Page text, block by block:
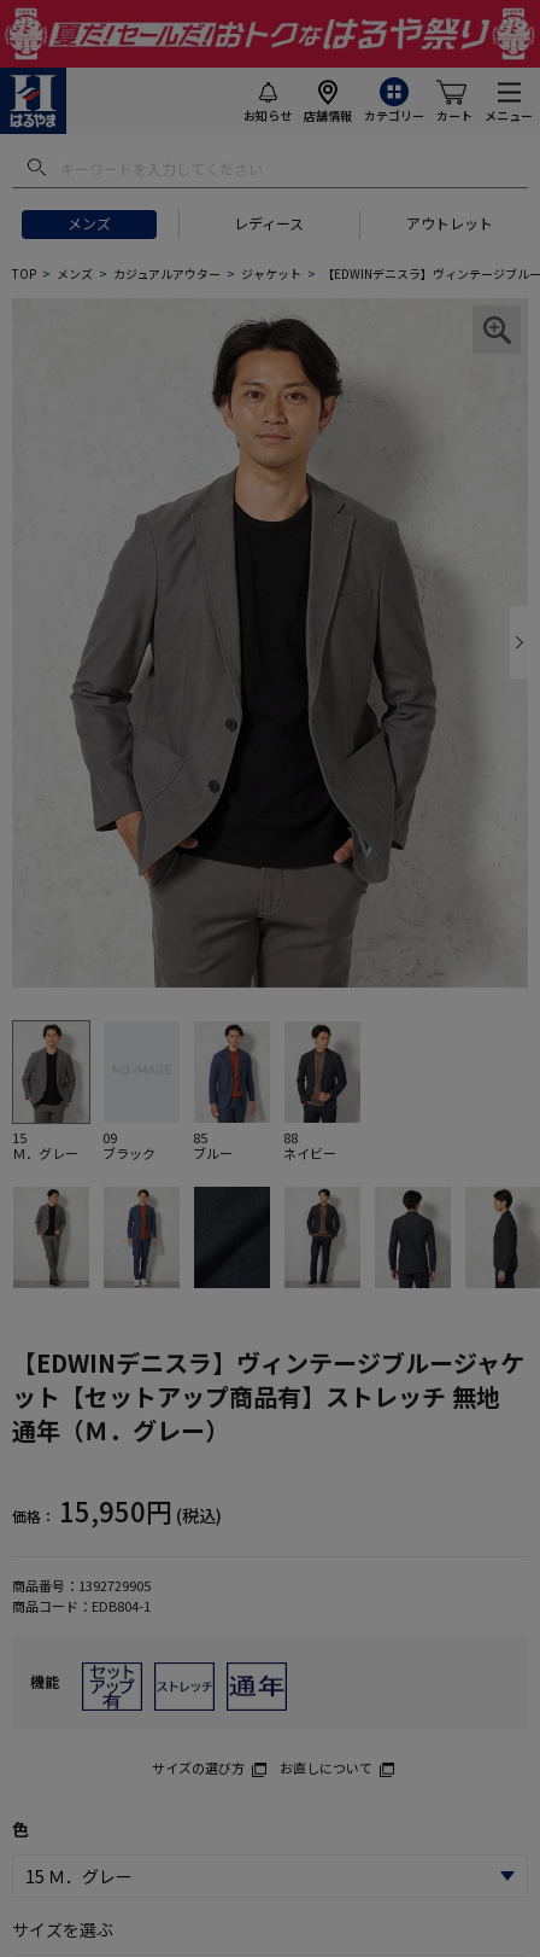
お知らせ 店舗情報 カテゴリー カート メニュー
メンズ レディース アウトレット
TOP メンズ カジュアルアウター ジャケット 【EDWINデニスラ】ヴィンテージブ
15
Ｍ．グレー
09
ブラック
85
ブルー
88
ネイビー
【EDWINデニスラ】ヴィンテージブルージャケ
ット【セットアップ商品有】ストレッチ 無地
通年（Ｍ．グレー）
価格： 15,950円 (税込)
商品番号： 1392729905
商品コード： EDB804-1
機能
サイズの選び方 お直しについて
色
サイズを選ぶ